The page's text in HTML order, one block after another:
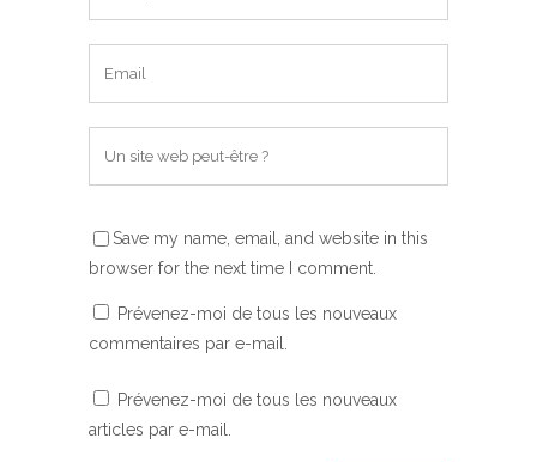
Save my name, email, and website in this
browser for the next time I comment.
Prévenez-moi de tous les nouveaux
commentaires par e-mail.
Prévenez-moi de tous les nouveaux
articles par e-mail.